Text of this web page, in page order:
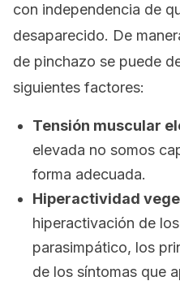
con independencia de
desaparecido. De
de pinchazo se puede
siguientes factores:
Tensión muscular
elevada no somos
forma adecuada.
Hiperactividad
hiperactivación de
parasimpático, los
de los síntomas que